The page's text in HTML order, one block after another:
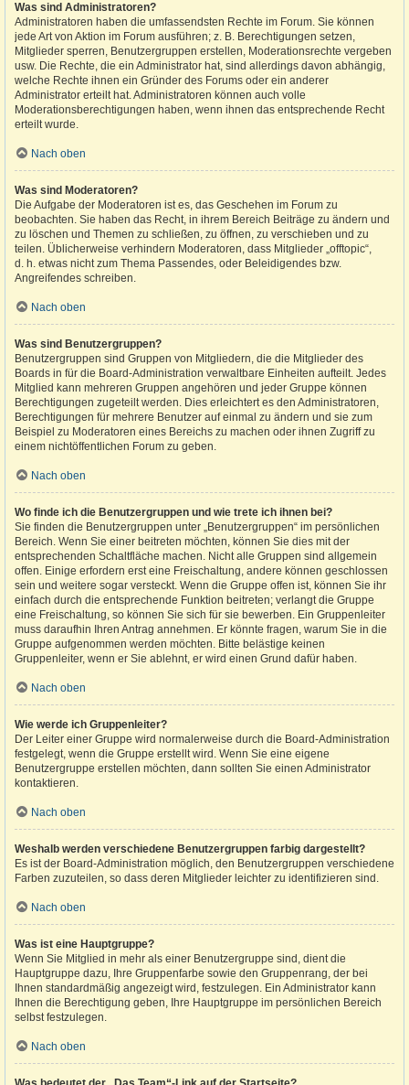
Was sind Administratoren?
Administratoren haben die umfassendsten Rechte im Forum. Sie können
jede Art von Aktion im Forum ausführen; z. B. Berechtigungen setzen,
Mitglieder sperren, Benutzergruppen erstellen, Moderationsrechte vergeben
usw. Die Rechte, die ein Administrator hat, sind allerdings davon abhängig,
welche Rechte ihnen ein Gründer des Forums oder ein anderer
Administrator erteilt hat. Administratoren können auch volle
Moderationsberechtigungen haben, wenn ihnen das entsprechende Recht
erteilt wurde.
Nach oben
Was sind Moderatoren?
Die Aufgabe der Moderatoren ist es, das Geschehen im Forum zu
beobachten. Sie haben das Recht, in ihrem Bereich Beiträge zu ändern und
zu löschen und Themen zu schließen, zu öffnen, zu verschieben und zu
teilen. Üblicherweise verhindern Moderatoren, dass Mitglieder „offtopic“,
d. h. etwas nicht zum Thema Passendes, oder Beleidigendes bzw.
Angreifendes schreiben.
Nach oben
Was sind Benutzergruppen?
Benutzergruppen sind Gruppen von Mitgliedern, die die Mitglieder des
Boards in für die Board-Administration verwaltbare Einheiten aufteilt. Jedes
Mitglied kann mehreren Gruppen angehören und jeder Gruppe können
Berechtigungen zugeteilt werden. Dies erleichtert es den Administratoren,
Berechtigungen für mehrere Benutzer auf einmal zu ändern und sie zum
Beispiel zu Moderatoren eines Bereichs zu machen oder ihnen Zugriff zu
einem nichtöffentlichen Forum zu geben.
Nach oben
Wo finde ich die Benutzergruppen und wie trete ich ihnen bei?
Sie finden die Benutzergruppen unter „Benutzergruppen“ im persönlichen
Bereich. Wenn Sie einer beitreten möchten, können Sie dies mit der
entsprechenden Schaltfläche machen. Nicht alle Gruppen sind allgemein
offen. Einige erfordern erst eine Freischaltung, andere können geschlossen
sein und weitere sogar versteckt. Wenn die Gruppe offen ist, können Sie ihr
einfach durch die entsprechende Funktion beitreten; verlangt die Gruppe
eine Freischaltung, so können Sie sich für sie bewerben. Ein Gruppenleiter
muss daraufhin Ihren Antrag annehmen. Er könnte fragen, warum Sie in die
Gruppe aufgenommen werden möchten. Bitte belästige keinen
Gruppenleiter, wenn er Sie ablehnt, er wird einen Grund dafür haben.
Nach oben
Wie werde ich Gruppenleiter?
Der Leiter einer Gruppe wird normalerweise durch die Board-Administration
festgelegt, wenn die Gruppe erstellt wird. Wenn Sie eine eigene
Benutzergruppe erstellen möchten, dann sollten Sie einen Administrator
kontaktieren.
Nach oben
Weshalb werden verschiedene Benutzergruppen farbig dargestellt?
Es ist der Board-Administration möglich, den Benutzergruppen verschiedene
Farben zuzuteilen, so dass deren Mitglieder leichter zu identifizieren sind.
Nach oben
Was ist eine Hauptgruppe?
Wenn Sie Mitglied in mehr als einer Benutzergruppe sind, dient die
Hauptgruppe dazu, Ihre Gruppenfarbe sowie den Gruppenrang, der bei
Ihnen standardmäßig angezeigt wird, festzulegen. Ein Administrator kann
Ihnen die Berechtigung geben, Ihre Hauptgruppe im persönlichen Bereich
selbst festzulegen.
Nach oben